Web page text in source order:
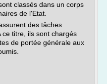
classés dans un corps
de l'Etat.
des tâches
ce titre, ils sont chargés
de portée générale aux